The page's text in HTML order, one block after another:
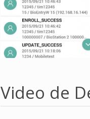
Video de